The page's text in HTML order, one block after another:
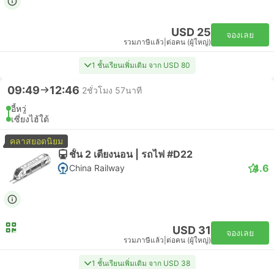
USD 25
รวมภาษีแล้ว ต่อคน (ผู้ใหญ่)
จองเลย
1 ชั้นเรียนเพิ่มเติม จาก USD 80
09:49 12:46 2ชั่วโมง 57นาที
อี้หวู่
เซี่ยงไฮ้ใต้
คลาสยอดนิยม
ชั้น 2 เตียงนอน | รถไฟ #D22
China Railway 4.6
USD 31
รวมภาษีแล้ว ต่อคน (ผู้ใหญ่)
จองเลย
1 ชั้นเรียนเพิ่มเติม จาก USD 38